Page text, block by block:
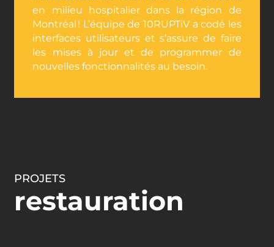
en milieu hospitalier dans la région de
Montréal ! L’équipe de 10RUPTiV a codé les
interfaces utilisateurs et s’assure de faire
les mises à jour et de programmer de
nouvelles fonctionnalités au besoin.
PROJETS
restauration